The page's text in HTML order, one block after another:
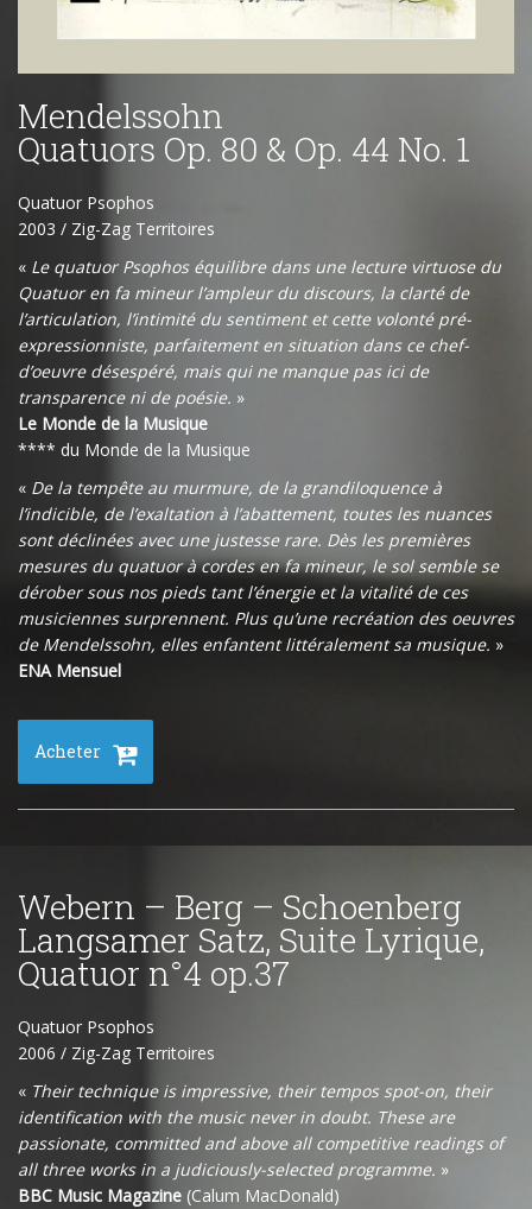
Mendelssohn
Quatuors Op. 80 & Op. 44 No. 1
Quatuor Psophos
2003 / Zig-Zag Territoires
« Le quatuor Psophos équilibre dans une lecture virtuose du
Quatuor en fa mineur l’ampleur du discours, la clarté de
l’articulation, l’intimité du sentiment et cette volonté pré-
expressionniste, parfaitement en situation dans ce chef-
d’oeuvre désespéré, mais qui ne manque pas ici de
transparence ni de poésie. »
Le Monde de la Musique
**** du Monde de la Musique
« De la tempête au murmure, de la grandiloquence à
l’indicible, de l’exaltation à l’abattement, toutes les nuances
sont déclinées avec une justesse rare. Dès les premières
mesures du quatuor à cordes en fa mineur, le sol semble se
dérober sous nos pieds tant l’énergie et la vitalité de ces
musiciennes surprennent. Plus qu’une recréation des oeuvres
de Mendelssohn, elles enfantent littéralement sa musique. »
ENA Mensuel
Acheter
Webern – Berg – Schoenberg
Langsamer Satz, Suite Lyrique,
Quatuor n°4 op.37
Quatuor Psophos
2006 / Zig-Zag Territoires
« Their technique is impressive, their tempos spot-on, their
identification with the music never in doubt. These are
passionate, committed and above all competitive readings of
all three works in a judiciously-selected programme. »
BBC Music Magazine (Calum MacDonald)